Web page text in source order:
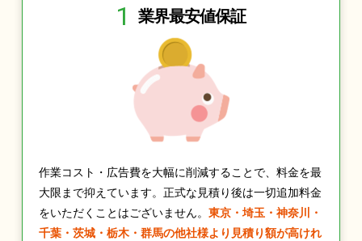
1 業界最安値保証
作業コスト・広告費を大幅に削減することで、料金を最
大限まで抑えています。正式な見積り後は一切追加料金
をいただくことはございません。 東京・埼玉・神奈川・
千葉・茨城・栃木・群馬の他社様より見積り額が高けれ